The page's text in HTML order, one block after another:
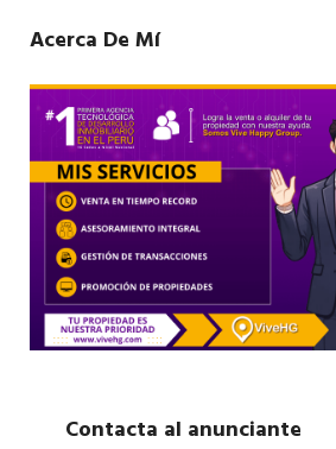
Acerca De Mí
Contacta al anunciante